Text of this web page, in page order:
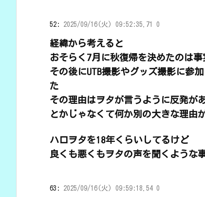
52: 2025/09/16(火) 09:52:35.71 0
経緯から考えると
おそらく7月に秋復帰を決めたのは事
その後にUTB撮影やグッズ撮影に参
た
その理由はヲタが言うように反発が
とかじゃなくて何か別の大きな理由
ハロヲタを18年くらいしてるけど
良くも悪くもヲタの声を聞くような
63: 2025/09/16(火) 09:59:18.54 0